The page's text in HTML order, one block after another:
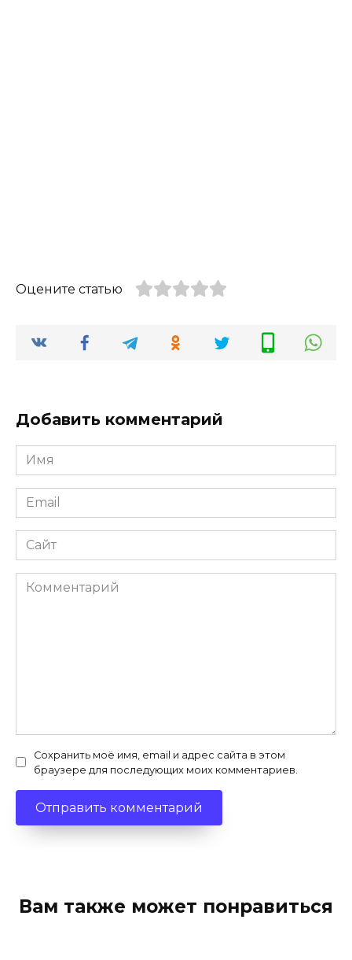
Оцените статью
Добавить комментарий
Имя
*
Email
*
Сайт
Комментарий
Сохранить моё имя, email и адрес сайта в этом
браузере для последующих моих комментариев.
Вам также может понравиться